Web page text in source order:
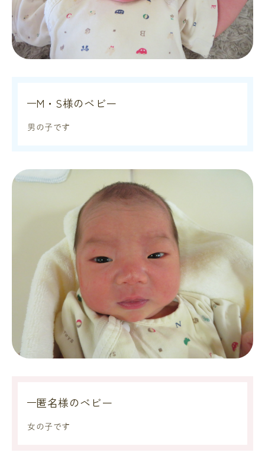
M・S様のベビー
男の子です
匿名様のベビー
女の子です